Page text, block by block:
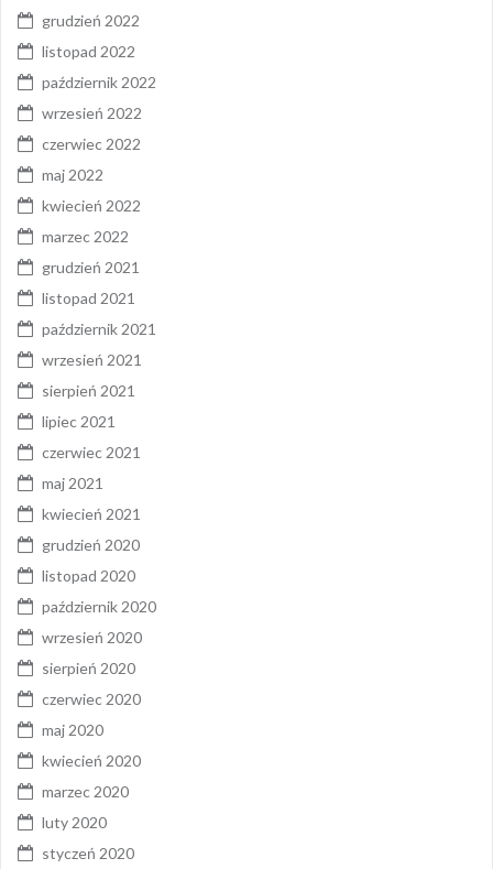
grudzień 2022
listopad 2022
październik 2022
wrzesień 2022
czerwiec 2022
maj 2022
kwiecień 2022
marzec 2022
grudzień 2021
listopad 2021
październik 2021
wrzesień 2021
sierpień 2021
lipiec 2021
czerwiec 2021
maj 2021
kwiecień 2021
grudzień 2020
listopad 2020
październik 2020
wrzesień 2020
sierpień 2020
czerwiec 2020
maj 2020
kwiecień 2020
marzec 2020
luty 2020
styczeń 2020